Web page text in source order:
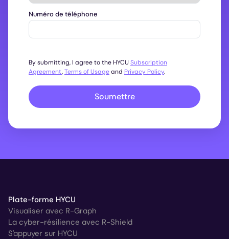
Numéro de téléphone
By submitting, I agree to the HYCU Subscription
Agreement,Terms of Usageand Privacy Policy.
Soumettre
Plate-forme HYCU
Visualiser avec R-Graph
La cyber-résilience avec R-Shield
S'appuyer sur HYCU